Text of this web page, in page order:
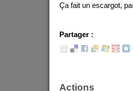
Ça fait un escargot,
Partager :
Actions